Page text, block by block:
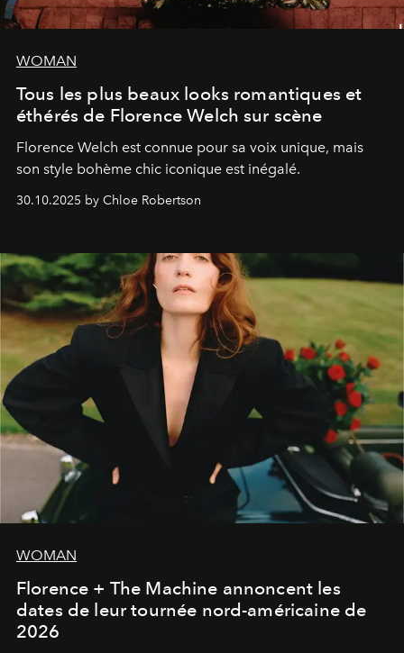
WOMAN
Tous les plus beaux looks romantiques et
éthérés de Florence Welch sur scène
Florence Welch est connue pour sa voix unique, mais
son style bohème chic iconique est inégalé.
30.10.2025 by Chloe Robertson
WOMAN
Florence + The Machine annoncent les
dates de leur tournée nord-américaine de
2026